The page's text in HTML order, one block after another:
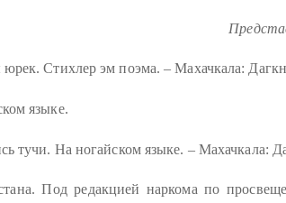
Стихлер эм поэма. – Махачкала:
языке.
тучи. На ногайском языке. – Махачкала:
Под редакцией наркома по